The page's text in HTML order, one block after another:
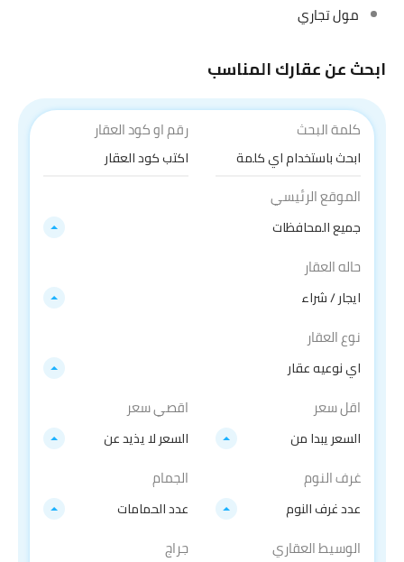
مول تجاري
ابحث عن عقارك المناسب
كلمة البحث رقم او كود العقار
الموقع الرئيسي
جميع المحافظات
حاله العقار
ايجار / شراء
نوع العقار
اي نوعيه عقار
اقل سعر
السعر يبدا من
اقصي سعر
السعر لا يذيد عن
غرف النوم
عدد غرف النوم
الجمام
عدد الحمامات
الوسيط العقاري جراج